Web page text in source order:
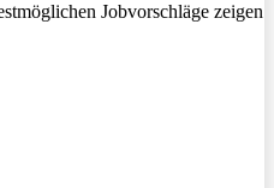
Jobvorschläge zeigen